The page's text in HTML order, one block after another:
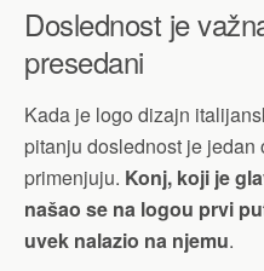
Doslednost je
presedani
Kada je logo dizajn
pitanju doslednost je
primenjuju. Konj, koji je
našao se na logou prvi
uvek nalazio na njemu.